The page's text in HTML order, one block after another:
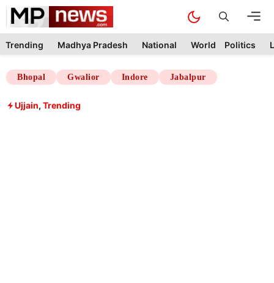
Skip
content
Trending Madhya Pradesh National World Politics
Bhopal Gwalior Indore Jabalpur
Ujjain, Trending